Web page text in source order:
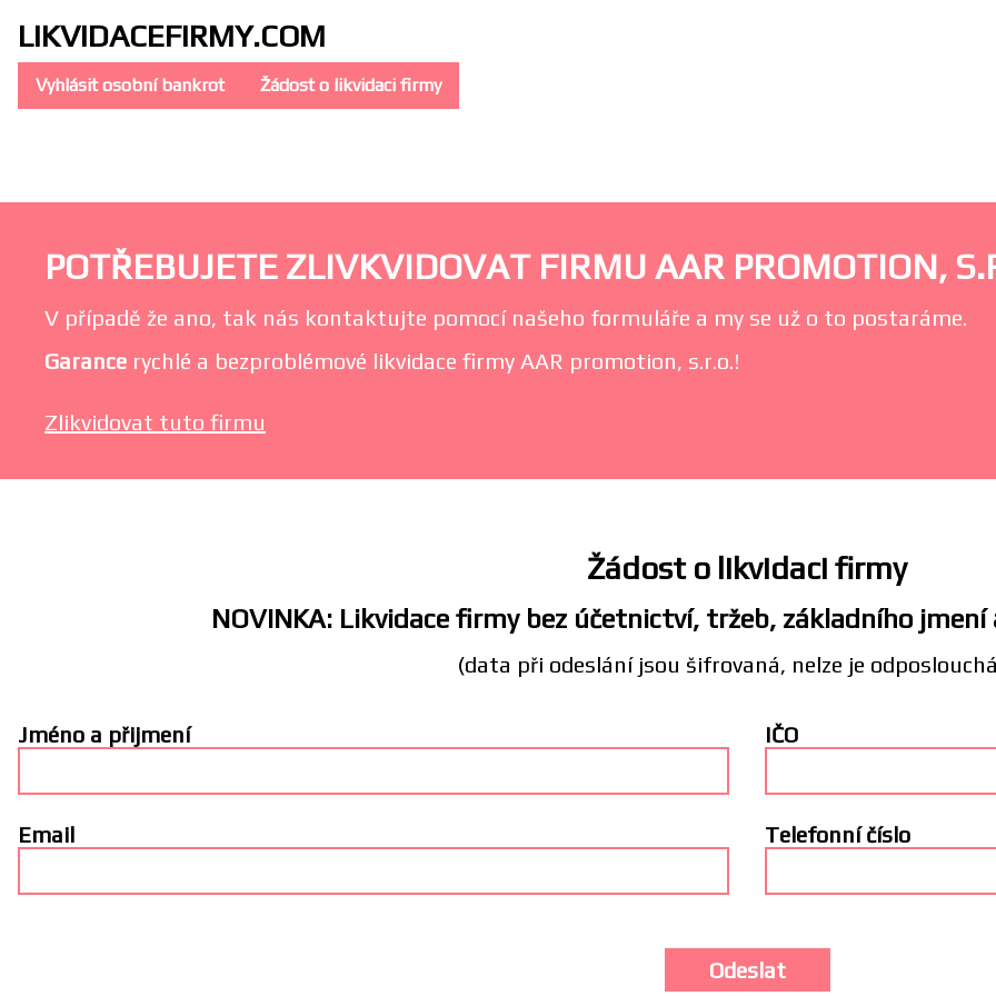
LIKVIDACEFIRMY.COM
Vyhlásit osobní bankrot Žádost o likvidaci firmy
POTŘEBUJETE ZLIVKVIDOVAT FIRMU AAR PROMOTION,
V případě že ano, tak nás kontaktujte pomocí našeho formuláře a my se už o to postaráme.
Garance rychlé a bezproblémové likvidace firmy AAR promotion, s.r.o.!
Zlikvidovat tuto firmu
Žádost o likvidaci firmy
NOVINKA: Likvidace firmy bez účetnictví, tržeb, základního
(data při odeslání jsou šifrovaná, nelze je
Jméno a přijmení IČO
Email Telefonní číslo
Odeslat